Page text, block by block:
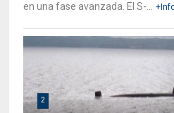
en una fase avanzada. El S-...
2